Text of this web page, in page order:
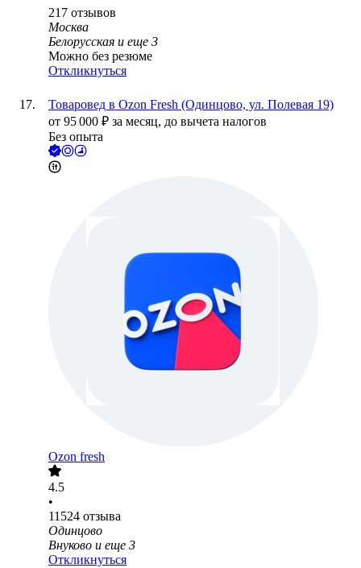
217 отзывов
Москва
Белорусская и еще 3
Можно без резюме
Откликнуться
Товаровед в Ozon Fresh (Одинцово, ул. Полевая 19)
от 95 000 ₽ за месяц, до вычета налогов
Без опыта
Ozon fresh
4.5
•
11524 отзыва
Одинцово
Внуково и еще 3
Откликнуться